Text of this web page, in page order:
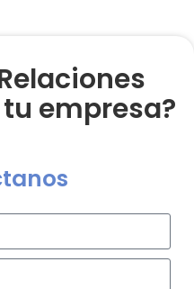
empresa?